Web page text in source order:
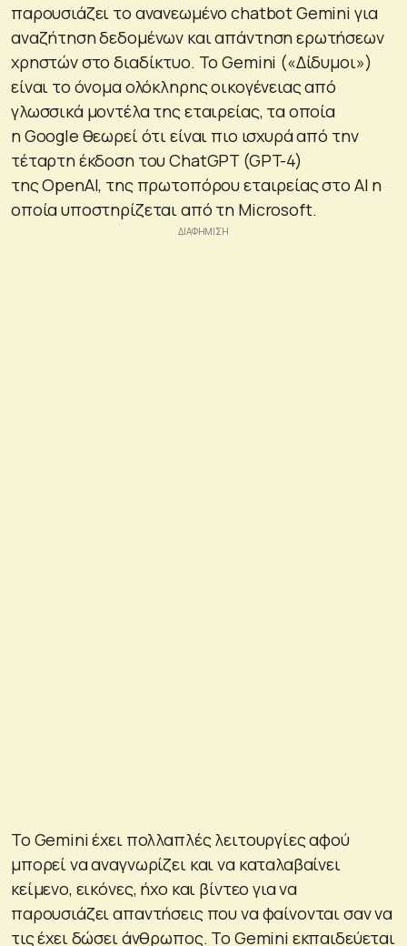
παρουσιάζει το ανανεωμένο chatbot Gemini για
αναζήτηση δεδομένων και απάντηση ερωτήσεων
χρηστών στο διαδίκτυο. Το Gemini («Δίδυμοι»)
είναι το όνομα ολόκληρης οικογένειας από
γλωσσικά μοντέλα της εταιρείας, τα οποία
η Google θεωρεί ότι είναι πιο ισχυρά από την
τέταρτη έκδοση του ChatGPT (GPT-4)
της OpenAI, της πρωτοπόρου εταιρείας στο ΑΙ η
οποία υποστηρίζεται από τη Microsoft.
Το Gemini έχει πολλαπλές λειτουργίες αφού
μπορεί να αναγνωρίζει και να καταλαβαίνει
κείμενο, εικόνες, ήχο και βίντεο για να
παρουσιάζει απαντήσεις που να φαίνονται σαν να
τις έχει δώσει άνθρωπος. Το Gemini εκπαιδεύεται